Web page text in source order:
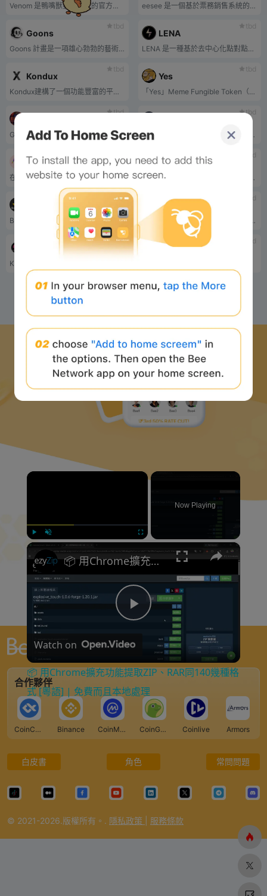
Venom 是鴨嘴獸賽博龐克的官方平台貨幣。 eesee 是一個基於票務銷售系統的雙贏 NFT 市場。
tbd
Goons
Goons 計畫是一項雄心勃勃的藝術倡議，其願景是創造下一個國際公認的智慧財產權 (IP)。
tbd
LENA
LENA 是一種基於去中心化點對點的 NFT 流動性協定。
tbd
Kondux
Kondux建構了一個功能豐富的平台，將區塊鏈技術與3D資產結合，使用戶能夠查看、創建和部署數位資產。
tbd
Yes
「Yes」Meme Fungible Token（MFT）是受 NPC 現象啟發的第二次迭代。
tbd
GLHFers 是一個由遊戲玩家打造並為遊戲玩家打造的系列，靈感來自 20 世紀 80 年代和 90 年代的遊戲時代，正是這個時代塑造了我們今天所熟知和喜愛的遊戲。
tbd
Blast Auto Club：第一款以 Blast 為基礎的 Web3 遊戲。
Imaginary Ones
在 Imaginary Ones：我們希望讓數百萬人進入 Web 3.0。我們設計了這個真正獨特的遊戲生態系統，以使遊戲玩家（承諾時間）和持有者（承諾資金）受益。 Imaginary Ones 是一個 NFT 集合，包含以太坊網路上的 8,888 個完全動畫和 3D 角色。 Imaginary Ones 由 Clement Chia 和 David Lee 創立，堅信用藝術來傳播愛、積極性和創造力。
tbd
stormwarfare
一款免費的策略卡牌遊戲，具有革命性的真實所有權模式。
tbd
BANANA定位為比特幣生態系中的資產分配層
tbd
0N1 Force
0N1 Force 是 7,777 個生成側面角色，擁有超過 100 個手繪特徵，為生存而戰。除了高解析度藝術作品之外，每個 0N1 NFT 還可以享受 0N1force 網站和 Discord 上的福利——其中第一個福利是參與協作 RPG，將玩家帶入 0N1verse。
tbd
KartParty
tbd
Avtar DApp
...
下載蜜蜂網路APP
並開始 web3 之旅
×
Unmute
Now Playing
×
P
a
y
V
d
📦 用Chrome擴充功能提取ZIP、RAR同140幾種格式 [粵語] | 免費而且本地處理
Watch on
📦 用Chrome擴充功能提取ZIP、RAR同140幾種格
式 [粵語] | 免費而且本地處理
全球最大的Web3入口網站
合作夥伴
CoinCarp Binance CoinMarketCap CoinGecko Coinlive Armors
白皮書 角色 常問問題
© 2021-2026.版權所有。. 隱私政策 服務條款